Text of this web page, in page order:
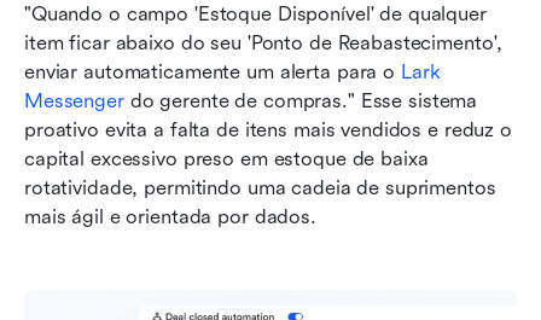
"Quando o campo 'Estoque Disponível' de qualquer
item ficar abaixo do seu 'Ponto de Reabastecimento',
enviar automaticamente um alerta para o Lark
Messenger do gerente de compras." Esse sistema
proativo evita a falta de itens mais vendidos e reduz o
capital excessivo preso em estoque de baixa
rotatividade, permitindo uma cadeia de suprimentos
mais ágil e orientada por dados.